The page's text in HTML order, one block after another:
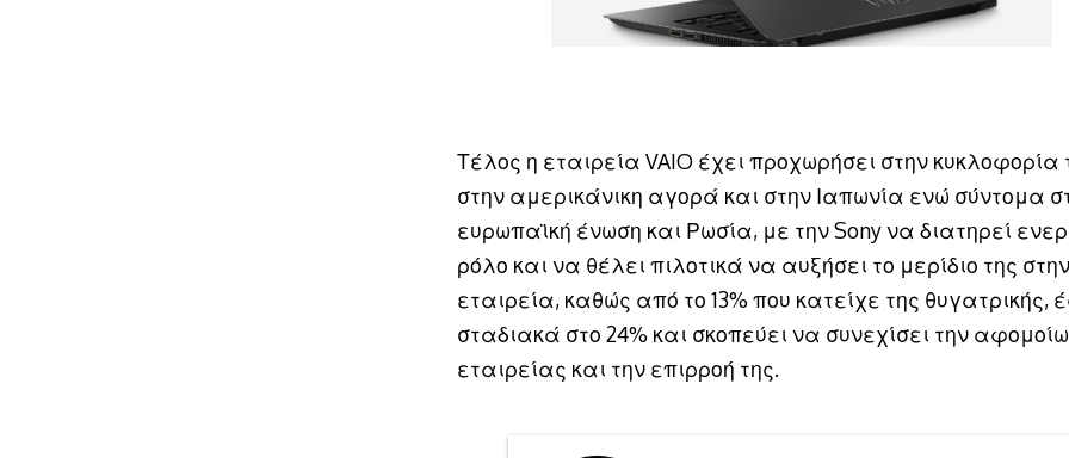
Τέλος η εταιρεία VAIO έχει προχωρήσει στην κυκλοφορία
στην αμερικάνικη αγορά και στην Ιαπωνία ενώ σύντομα
ευρωπαϊκή ένωση και Ρωσία, με την Sony να διατηρεί
ρόλο και να θέλει πιλοτικά να αυξήσει το μερίδιο της στην
εταιρεία, καθώς από το 13% που κατείχε της θυγατρικής,
σταδιακά στο 24% και σκοπεύει να συνεχίσει την
εταιρείας και την επιρροή της.